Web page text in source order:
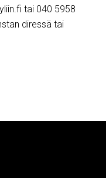
tai 040 5958
diressä tai